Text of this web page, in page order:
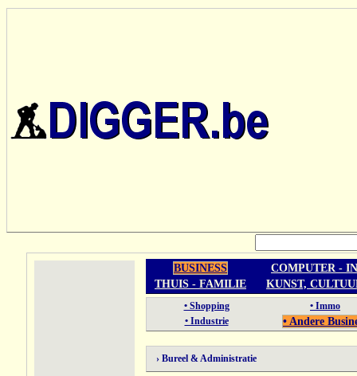
BUSINESS
COMPUTER -
THUIS - FAMILIE
KUNST,
• Shopping
• Immo
• Industrie
• Andere
› Bureel & Administratie